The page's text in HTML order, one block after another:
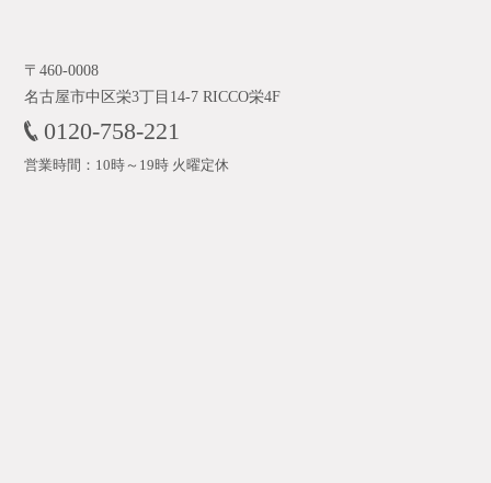
〒460-0008
名古屋市中区栄3丁目14-7 RICCO栄4F
0120-758-221
営業時間：10時～19時 火曜定休